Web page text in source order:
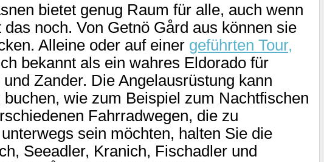
bietet genug Raum für alle, auch wenn
noch. Von Getnö Gård aus können sie
Alleine oder auf einer geführten Tour,
bekannt als ein wahres Eldorado für
Zander. Die Angelausrüstung kann
wie zum Beispiel zum Nachtfischen
Fahrradwegen, die zu
sein möchten, halten Sie die
Seeadler, Kranich, Fischadler und